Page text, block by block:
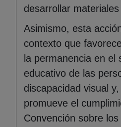
desarrollar
Asimismo, esta
contexto que
la permanencia en el
educativo de las
discapacidad visual
promueve el
Convención sobre